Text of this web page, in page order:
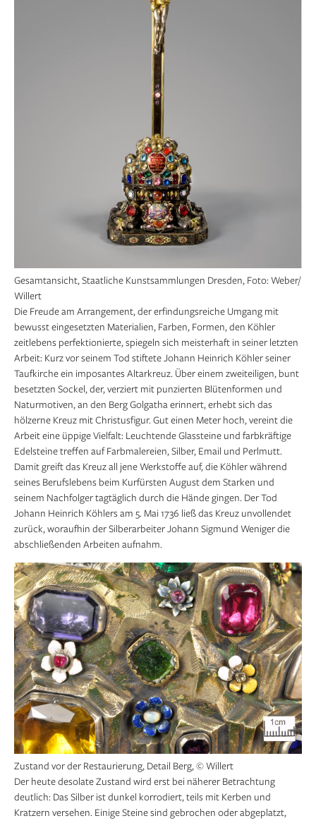
Gesamtansicht, Staatliche Kunstsammlungen Dresden, Foto: Weber/
Willert
Die Freude am Arrangement, der erfindungsreiche Umgang mit
bewusst eingesetzten Materialien, Farben, Formen, den Köhler
zeitlebens perfektionierte, spiegeln sich meisterhaft in seiner letzten
Arbeit: Kurz vor seinem Tod stiftete Johann Heinrich Köhler seiner
Taufkirche ein imposantes Altarkreuz. Über einem zweiteiligen, bunt
besetzten Sockel, der, verziert mit punzierten Blütenformen und
Naturmotiven, an den Berg Golgatha erinnert, erhebt sich das
hölzerne Kreuz mit Christusfigur. Gut einen Meter hoch, vereint die
Arbeit eine üppige Vielfalt: Leuchtende Glassteine und farbkräftige
Edelsteine treffen auf Farbmalereien, Silber, Email und Perlmutt.
Damit greift das Kreuz all jene Werkstoffe auf, die Köhler während
seines Berufslebens beim Kurfürsten August dem Starken und
seinem Nachfolger tagtäglich durch die Hände gingen. Der Tod
Johann Heinrich Köhlers am 5. Mai 1736 ließ das Kreuz unvollendet
zurück, woraufhin der Silberarbeiter Johann Sigmund Weniger die
abschließenden Arbeiten aufnahm.
Zustand vor der Restaurierung, Detail Berg, © Willert
Der heute desolate Zustand wird erst bei näherer Betrachtung
deutlich: Das Silber ist dunkel korrodiert, teils mit Kerben und
Kratzern versehen. Einige Steine sind gebrochen oder abgeplatzt,